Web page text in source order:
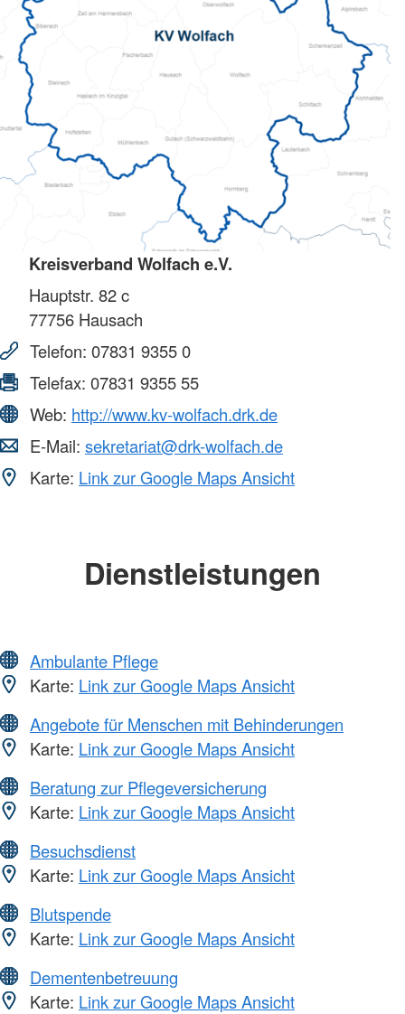
Kreisverband Wolfach e.V.
Hauptstr. 82 c
77756 Hausach
Telefon: 07831 9355 0
Telefax: 07831 9355 55
Web: http://www.kv-wolfach.drk.de
E-Mail: sekretariat@drk-wolfach.de
Karte: Link zur Google Maps Ansicht
Dienstleistungen
Ambulante Pflege
Karte: Link zur Google Maps Ansicht
Angebote für Menschen mit Behinderungen
Karte: Link zur Google Maps Ansicht
Beratung zur Pflegeversicherung
Karte: Link zur Google Maps Ansicht
Besuchsdienst
Karte: Link zur Google Maps Ansicht
Blutspende
Karte: Link zur Google Maps Ansicht
Dementenbetreuung
Karte: Link zur Google Maps Ansicht